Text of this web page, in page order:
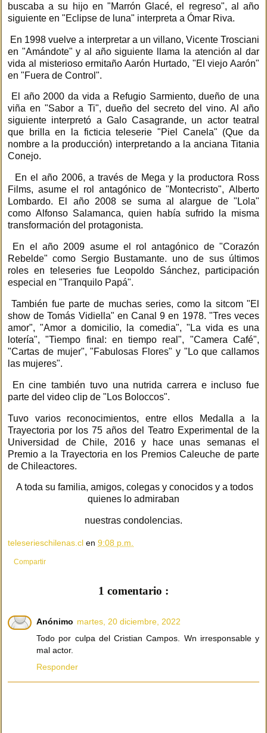
buscaba a su hijo en "Marrón Glacé, el regreso", al año
siguiente en "Eclipse de luna" interpreta a Ómar Riva.
En 1998 vuelve a interpretar a un villano, Vicente Trosciani
en "Amándote" y al año siguiente llama la atención al dar
vida al misterioso ermitaño Aarón Hurtado, "El viejo Aarón"
en "Fuera de Control".
El año 2000 da vida a Refugio Sarmiento, dueño de una
viña en "Sabor a Ti", dueño del secreto del vino. Al año
siguiente interpretó a Galo Casagrande, un actor teatral
que brilla en la ficticia teleserie "Piel Canela" (Que da
nombre a la producción) interpretando a la anciana Titania
Conejo.
En el año 2006, a través de Mega y la productora Ross
Films, asume el rol antagónico de "Montecristo", Alberto
Lombardo. El año 2008 se suma al alargue de "Lola"
como Alfonso Salamanca, quien había sufrido la misma
transformación del protagonista.
En el año 2009 asume el rol antagónico de "Corazón
Rebelde" como Sergio Bustamante. uno de sus últimos
roles en teleseries fue Leopoldo Sánchez, participación
especial en "Tranquilo Papá".
También fue parte de muchas series, como la sitcom "El
show de Tomás Vidiella" en Canal 9 en 1978. "Tres veces
amor", "Amor a domicilio, la comedia", "La vida es una
lotería", "Tiempo final: en tiempo real", "Camera Café",
"Cartas de mujer", "Fabulosas Flores" y "Lo que callamos
las mujeres".
En cine también tuvo una nutrida carrera e incluso fue
parte del video clip de "Los Boloccos".
Tuvo varios reconocimientos, entre ellos Medalla a la
Trayectoria por los 75 años del Teatro Experimental de la
Universidad de Chile, 2016 y hace unas semanas el
Premio a la Trayectoria en los Premios Caleuche de parte
de Chileactores.
A toda su familia, amigos, colegas y conocidos y a todos
quienes lo admiraban
nuestras condolencias.
teleserieschilenas.cl en 9:08 p.m.
Compartir
1 comentario :
Anónimo martes, 20 diciembre, 2022
Todo por culpa del Cristian Campos. Wn irresponsable y
mal actor.
Responder